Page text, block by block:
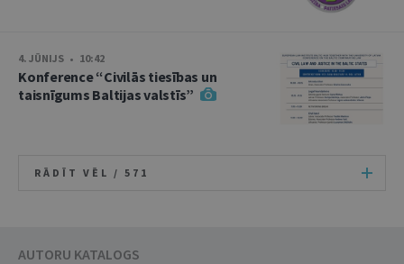
4. JŪNIJS • 10:42
Konference “Civilās tiesības un
taisnīgums Baltijas valstīs”
RĀDĪT VĒL / 571
AUTORU KATALOGS